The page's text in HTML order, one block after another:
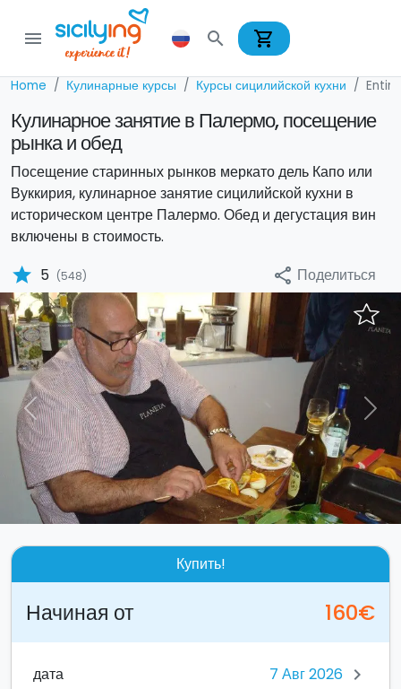
menu search shopping_cart
Home Кулинарные курсы Курсы сицилийской кухни
Кулинарное занятие в Палермо, посещение
рынка и обед
Посещение старинных рынков меркато дель Капо или
Вуккирия, кулинарное занятие сицилийской кухни в
историческом центре Палермо. Обед и дегустация вин
включены в стоимость.
star 5 (548) share Поделиться
Previous Next
Купить!
Начиная от 160€
дата chevron_right